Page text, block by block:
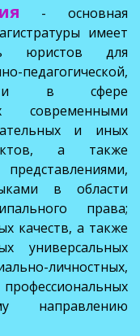
- основная
имеет
юристов для
в сфере
современными
и иных
а также
в области
права;
качеств, а также
универсальных
личностных,
направлению